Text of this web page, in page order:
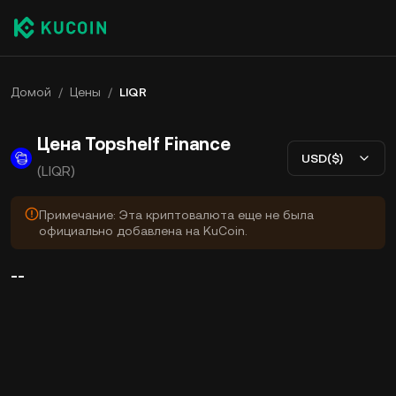
Домой / Цены / LIQR
Цена Topshelf Finance
(LIQR)
USD($)
Примечание: Эта криптовалюта еще не была
официально добавлена на KuCoin.
--